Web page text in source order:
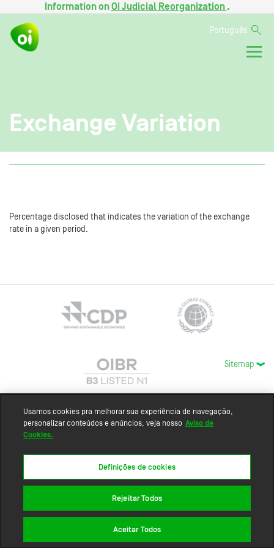
Information onOi Judicial Reorganization .
Português
Exchange Variation
Percentage disclosed that indicates the variation of the exchange
rate in a given period.
Sitemap
Usamos cookies pra melhorar sua experiência de navegação,
personalizar conteúdos e anúncios, veja nosso Aviso de
Cookies.
Definições de cookies
Rejeitar Todos
Aceitar Todos